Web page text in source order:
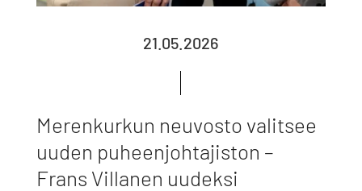
21.05.2026
Merenkurkun neuvosto valitsee
uuden puheenjohtajiston –
Frans Villanen uudeksi